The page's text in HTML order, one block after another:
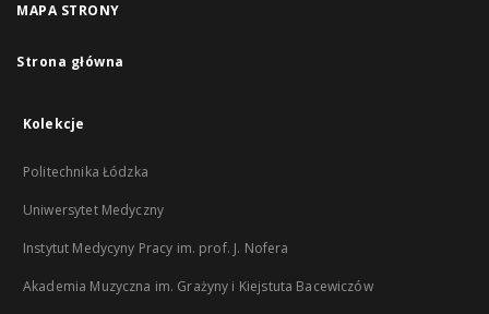
MAPA STRONY
Strona główna
Kolekcje
Politechnika Łódzka
Uniwersytet Medyczny
Instytut Medycyny Pracy im. prof. J. Nofera
Akademia Muzyczna im. Grażyny i Kiejstuta Bacewiczów